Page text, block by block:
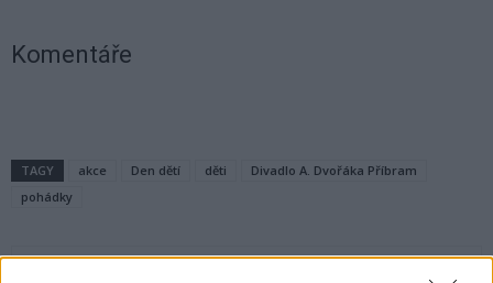
Komentáře
TAGY akce Den dětí děti
Divadlo A. Dvořáka Příbram
pohádky